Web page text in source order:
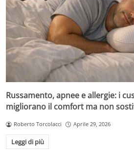
Russamento, apnee e allergie: i
migliorano il comfort ma non
Roberto Torcolacci Aprile 29, 2026
Leggi di più